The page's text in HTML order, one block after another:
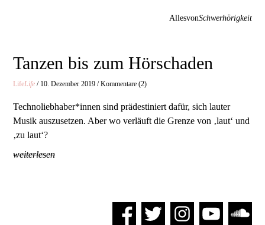
AllesvonSchwerhörigkeit
Tanzen bis zum Hörschaden
LifeLife / 10. Dezember 2019 / Kommentare (2)
Technoliebhaber*innen sind prädestiniert dafür, sich lauter
Musik auszusetzen. Aber wo verläuft die Grenze von ‚laut‘ und
‚zu laut‘?
weiterlesen